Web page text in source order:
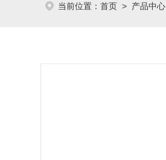
当前位置： 首页 > 产品中心